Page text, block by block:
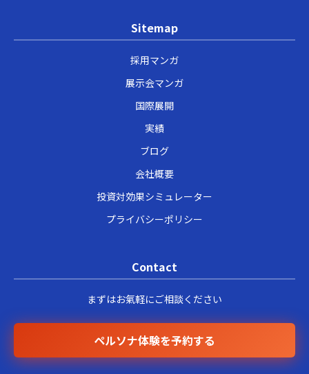
Sitemap
採用マンガ
展示会マンガ
国際展開
実績
ブログ
会社概要
投資対効果シミュレーター
プライバシーポリシー
Contact
まずはお氣軽にご相談ください
ペルソナ体験を予約する